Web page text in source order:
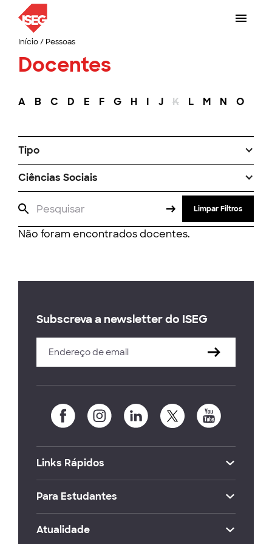
Início/ Pessoas
Docentes
A B C D E F G H I J K L M N O
Tipo
Ciências Sociais
Limpar Filtros
Não foram encontrados docentes.
Subscreva a newsletter do ISEG
Links Rápidos
Para Estudantes
Atualidade